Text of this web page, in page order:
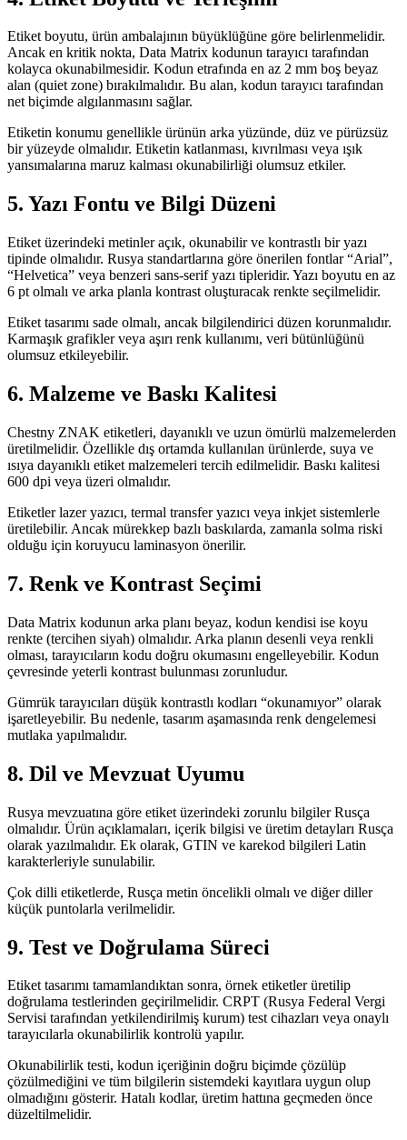
Etiket boyutu, ürün ambalajının büyüklüğüne göre belirlenmelidir.
Ancak en kritik nokta, Data Matrix kodunun tarayıcı tarafından
kolayca okunabilmesidir. Kodun etrafında en az 2 mm boş beyaz
alan (quiet zone) bırakılmalıdır. Bu alan, kodun tarayıcı tarafından
net biçimde algılanmasını sağlar.
Etiketin konumu genellikle ürünün arka yüzünde, düz ve pürüzsüz
bir yüzeyde olmalıdır. Etiketin katlanması, kıvrılması veya ışık
yansımalarına maruz kalması okunabilirliği olumsuz etkiler.
5. Yazı Fontu ve Bilgi Düzeni
Etiket üzerindeki metinler açık, okunabilir ve kontrastlı bir yazı
tipinde olmalıdır. Rusya standartlarına göre önerilen fontlar “Arial”,
“Helvetica” veya benzeri sans-serif yazı tipleridir. Yazı boyutu en az
6 pt olmalı ve arka planla kontrast oluşturacak renkte seçilmelidir.
Etiket tasarımı sade olmalı, ancak bilgilendirici düzen korunmalıdır.
Karmaşık grafikler veya aşırı renk kullanımı, veri bütünlüğünü
olumsuz etkileyebilir.
6. Malzeme ve Baskı Kalitesi
Chestny ZNAK etiketleri, dayanıklı ve uzun ömürlü malzemelerden
üretilmelidir. Özellikle dış ortamda kullanılan ürünlerde, suya ve
ısıya dayanıklı etiket malzemeleri tercih edilmelidir. Baskı kalitesi
600 dpi veya üzeri olmalıdır.
Etiketler lazer yazıcı, termal transfer yazıcı veya inkjet sistemlerle
üretilebilir. Ancak mürekkep bazlı baskılarda, zamanla solma riski
olduğu için koruyucu laminasyon önerilir.
7. Renk ve Kontrast Seçimi
Data Matrix kodunun arka planı beyaz, kodun kendisi ise koyu
renkte (tercihen siyah) olmalıdır. Arka planın desenli veya renkli
olması, tarayıcıların kodu doğru okumasını engelleyebilir. Kodun
çevresinde yeterli kontrast bulunması zorunludur.
Gümrük tarayıcıları düşük kontrastlı kodları “okunamıyor” olarak
işaretleyebilir. Bu nedenle, tasarım aşamasında renk dengelemesi
mutlaka yapılmalıdır.
8. Dil ve Mevzuat Uyumu
Rusya mevzuatına göre etiket üzerindeki zorunlu bilgiler Rusça
olmalıdır. Ürün açıklamaları, içerik bilgisi ve üretim detayları Rusça
olarak yazılmalıdır. Ek olarak, GTIN ve karekod bilgileri Latin
karakterleriyle sunulabilir.
Çok dilli etiketlerde, Rusça metin öncelikli olmalı ve diğer diller
küçük puntolarla verilmelidir.
9. Test ve Doğrulama Süreci
Etiket tasarımı tamamlandıktan sonra, örnek etiketler üretilip
doğrulama testlerinden geçirilmelidir. CRPT (Rusya Federal Vergi
Servisi tarafından yetkilendirilmiş kurum) test cihazları veya onaylı
tarayıcılarla okunabilirlik kontrolü yapılır.
Okunabilirlik testi, kodun içeriğinin doğru biçimde çözülüp
çözülmediğini ve tüm bilgilerin sistemdeki kayıtlara uygun olup
olmadığını gösterir. Hatalı kodlar, üretim hattına geçmeden önce
düzeltilmelidir.